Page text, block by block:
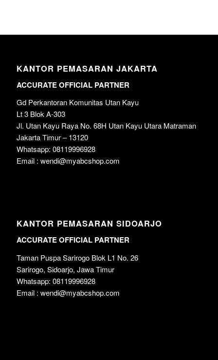
KANTOR PEMASARAN JAKARTA
ACCURATE OFFICIAL PARTNER
Gd Perkantoran Komunitas Utan Kayu
Lt 3 Blok A-303
Jl. Utan Kayu Raya No. 68H Utan Kayu Utara Matraman
Jakarta Timur – 13120
Whatsapp: 08119996928
Email : wendi@myabcshop.com
KANTOR PEMASARAN SIDOARJO
ACCURATE OFFICIAL PARTNER
Taman Puspa Sarirogo Blok L1 No. 26
Sarirogo, Sidoarjo, Jawa Timur
Whatsapp: 08119996928
Email : wendi@myabcshop.com